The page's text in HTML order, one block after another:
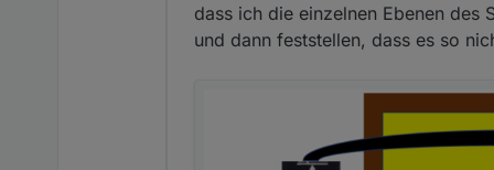
Die jeweils oberen und
ergeben sich mehrere
entgegengesetzt, Segment 3
dass ich die einzelnen Ebenen des
und dann feststellen, dass es so